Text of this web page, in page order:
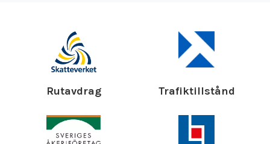
Rutavdrag Trafiktillstånd